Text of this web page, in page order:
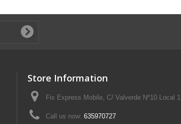
Store Information
Fix Express Mobile, C/ Valverde Nº10 Local 1
Call us now: 635970727